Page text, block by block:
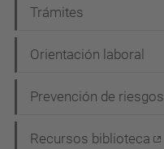
Trámites
Orientación laboral
Prevención de riesgos
Recursos biblioteca